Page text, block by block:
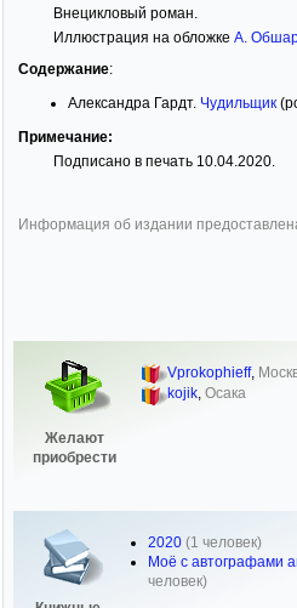
Внецикловый роман.
Иллюстрация на обложке А.
Содержание:
Александра Гардт. Чудильщик
Примечание:
Подписано в печать 10.04.2020.
Информация об издании
Желают
приобрести
Vprokophieff,
kojik, Осака
2020 (1 человек)
Моё с автографами
человек)